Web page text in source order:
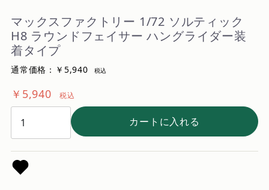
マックスファクトリー 1/72 ソルティック
H8 ラウンドフェイサー ハングライダー装
着タイプ
通常価格：￥5,940 税込
￥5,940 税込
カートに入れる